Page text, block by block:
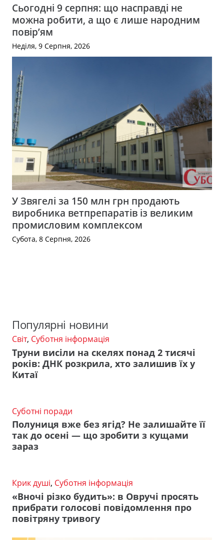
Сьогодні 9 серпня: що насправді не
можна робити, а що є лише народним
повір’ям
Неділя, 9 Серпня, 2026
У Звягелі за 150 млн грн продають
виробника ветпрепаратів із великим
промисловим комплексом
Субота, 8 Серпня, 2026
Популярні новини
Світ, Суботня інформація
Труни висіли на скелях понад 2 тисячі
років: ДНК розкрила, хто залишив їх у
Китаї
Суботні поради
Полуниця вже без ягід? Не залишайте її
так до осені — що зробити з кущами
зараз
Крик душі, Суботня інформація
«Вночі різко будить»: в Овручі просять
прибрати голосові повідомлення про
повітряну тривогу